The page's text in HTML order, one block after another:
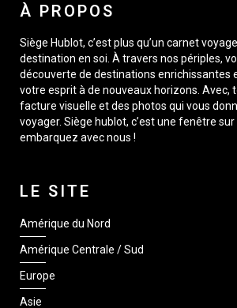
À PROPOS
Siège Hublot, c’est plus qu’un carnet
destination en soi. À travers nos périples,
découverte de destinations enrichissantes
votre esprit à de nouveaux horizons. Avec,
facture visuelle et des photos qui vous
voyager. Siège hublot, c’est une fenêtre
embarquez avec nous !
LE SITE
Amérique du Nord
Amérique Centrale / Sud
Europe
Asie